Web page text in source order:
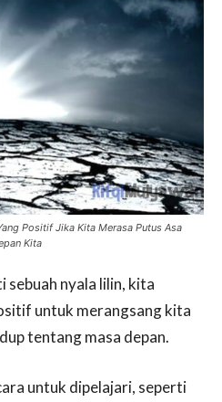
Positif Jika Kita Merasa Putus Asa
Kita
sebuah nyala lilin, kita
untuk merangsang kita
tentang masa depan.
untuk dipelajari, seperti